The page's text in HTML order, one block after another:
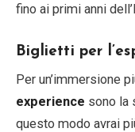
fino ai primi anni
Biglietti per
Per un’immersione
experience sono la
questo modo avrai